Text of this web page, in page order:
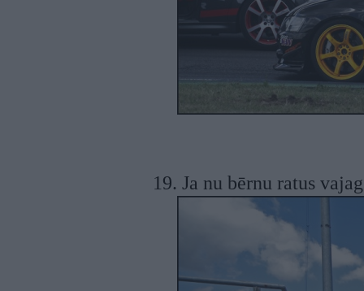
19. Ja nu bērnu ratus